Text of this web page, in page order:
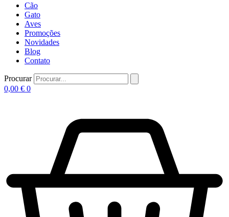
Cão
Gato
Aves
Promoções
Novidades
Blog
Contato
Procurar
0,00 € 0